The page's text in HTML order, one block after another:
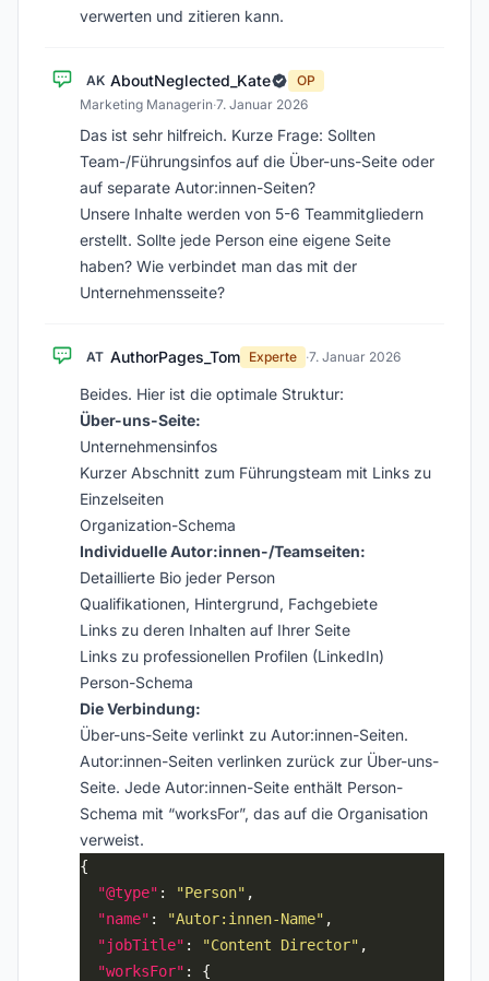
verwerten und zitieren kann.
AK AboutNeglected_Kate
OP
Marketing Managerin·7. Januar 2026
Das ist sehr hilfreich. Kurze Frage: Sollten
Team-/Führungsinfos auf die Über-uns-Seite oder
auf separate Autor:innen-Seiten?
Unsere Inhalte werden von 5-6 Teammitgliedern
erstellt. Sollte jede Person eine eigene Seite
haben? Wie verbindet man das mit der
Unternehmensseite?
AT AuthorPages_Tom Experte ·7. Januar 2026
Beides. Hier ist die optimale Struktur:
Über-uns-Seite:
Unternehmensinfos
Kurzer Abschnitt zum Führungsteam mit Links zu
Einzelseiten
Organization-Schema
Individuelle Autor:innen-/Teamseiten:
Detaillierte Bio jeder Person
Qualifikationen, Hintergrund, Fachgebiete
Links zu deren Inhalten auf Ihrer Seite
Links zu professionellen Profilen (LinkedIn)
Person-Schema
Die Verbindung:
Über-uns-Seite verlinkt zu Autor:innen-Seiten.
Autor:innen-Seiten verlinken zurück zur Über-uns-
Seite. Jede Autor:innen-Seite enthält Person-
Schema mit “worksFor”, das auf die Organisation
verweist.
"@type" : "Person"
"name" : "Autor:innen-Name"
"jobTitle" : "Content Director"
"worksFor"